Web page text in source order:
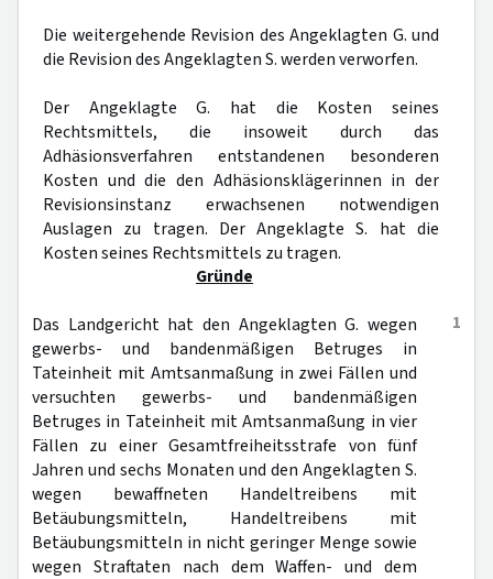
Die weitergehende Revision des Angeklagten G. und
die Revision des Angeklagten S. werden verworfen.
Der Angeklagte G. hat die Kosten seines
Rechtsmittels, die insoweit durch das
Adhäsionsverfahren entstandenen besonderen
Kosten und die den Adhäsionsklägerinnen in der
Revisionsinstanz erwachsenen notwendigen
Auslagen zu tragen. Der Angeklagte S. hat die
Kosten seines Rechtsmittels zu tragen.
Gründe
1
Das Landgericht hat den Angeklagten G. wegen
gewerbs- und bandenmäßigen Betruges in
Tateinheit mit Amtsanmaßung in zwei Fällen und
versuchten gewerbs- und bandenmäßigen
Betruges in Tateinheit mit Amtsanmaßung in vier
Fällen zu einer Gesamtfreiheitsstrafe von fünf
Jahren und sechs Monaten und den Angeklagten S.
wegen bewaffneten Handeltreibens mit
Betäubungsmitteln, Handeltreibens mit
Betäubungsmitteln in nicht geringer Menge sowie
wegen Straftaten nach dem Waffen- und dem